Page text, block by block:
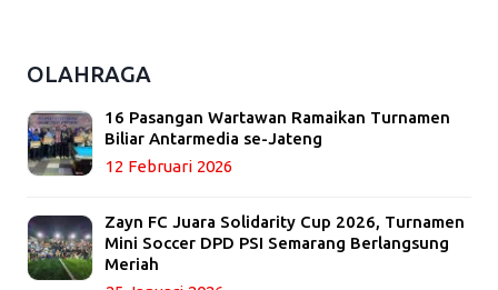
OLAHRAGA
16 Pasangan Wartawan Ramaikan Turnamen
Biliar Antarmedia se-Jateng
12 Februari 2026
Zayn FC Juara Solidarity Cup 2026, Turnamen
Mini Soccer DPD PSI Semarang Berlangsung
Meriah